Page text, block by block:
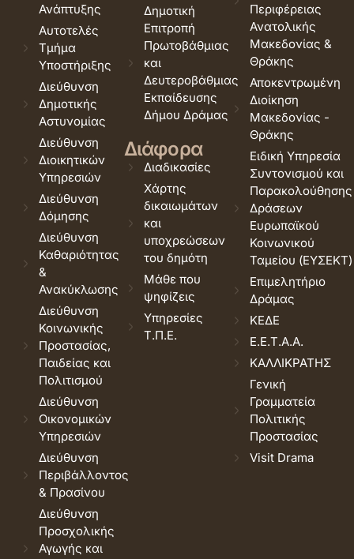
Ανάπτυξης
Αυτοτελές
Τμήμα
Υποστήριξης
Διεύθυνση
Δημοτικής
Αστυνομίας
Διεύθυνση
Διοικητικών
Υπηρεσιών
Διεύθυνση
Δόμησης
Διεύθυνση
Καθαριότητας
&
Ανακύκλωσης
Διεύθυνση
Κοινωνικής
Προστασίας,
Παιδείας και
Πολιτισμού
Διεύθυνση
Οικονομικών
Υπηρεσιών
Διεύθυνση
Περιβάλλοντος
& Πρασίνου
Διεύθυνση
Προσχολικής
Αγωγής και
Δημοτική
Επιτροπή
Πρωτοβάθμιας
και
Δευτεροβάθμιας
Εκπαίδευσης
Δήμου Δράμας
Διάφορα
Διαδικασίες
Χάρτης
δικαιωμάτων
και
υποχρεώσεων
του δημότη
Μάθε που
ψηφίζεις
Υπηρεσίες
Τ.Π.Ε.
Περιφέρειας
Ανατολικής
Μακεδονίας &
Θράκης
Αποκεντρωμένη
Διοίκηση
Μακεδονίας -
Θράκης
Ειδική Υπηρεσία
Συντονισμού και
Παρακολούθησης
Δράσεων
Ευρωπαϊκού
Κοινωνικού
Ταμείου (ΕΥΣΕΚΤ)
Επιμελητήριο
Δράμας
ΚΕΔΕ
Ε.Ε.Τ.Α.Α.
ΚΑΛΛΙΚΡΑΤΗΣ
Γενική
Γραμματεία
Πολιτικής
Προστασίας
Visit Drama